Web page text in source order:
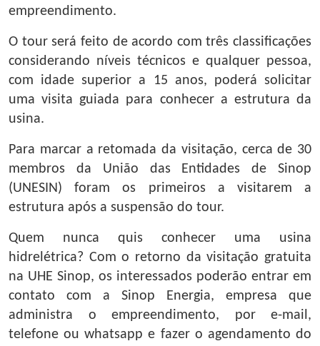
empreendimento.
O tour será feito de acordo com três classificações
considerando níveis técnicos e qualquer pessoa,
com idade superior a 15 anos, poderá solicitar
uma visita guiada para conhecer a estrutura da
usina.
Para marcar a retomada da visitação, cerca de 30
membros da União das Entidades de Sinop
(UNESIN) foram os primeiros a visitarem a
estrutura após a suspensão do tour.
Quem nunca quis conhecer uma usina
hidrelétrica? Com o retorno da visitação gratuita
na UHE Sinop, os interessados poderão entrar em
contato com a Sinop Energia, empresa que
administra o empreendimento, por e-mail,
telefone ou whatsapp e fazer o agendamento do